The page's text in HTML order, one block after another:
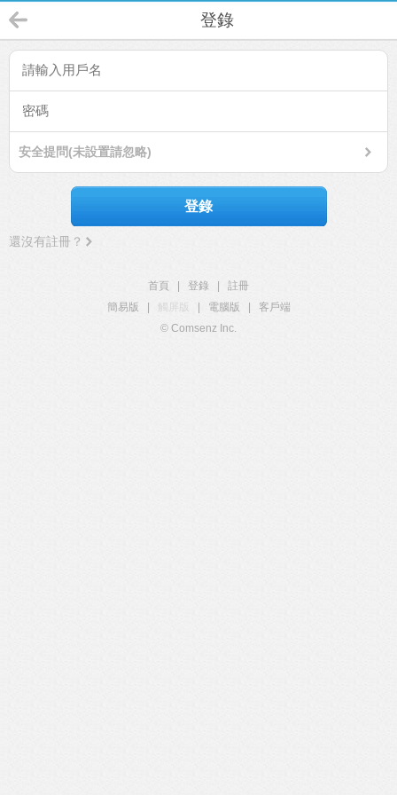
登錄
安全提問(未設置請忽略)
登錄
還沒有註冊？
首頁 登錄
註冊
簡易版
觸屏版 電腦版
客戶端
© Comsenz Inc.